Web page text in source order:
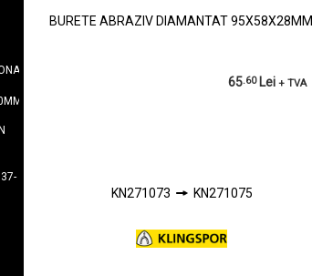
BURETE ABRAZIV DIAMANTAT 95X58X28MM
65.60Lei+ TVA
KN271073 KN271075